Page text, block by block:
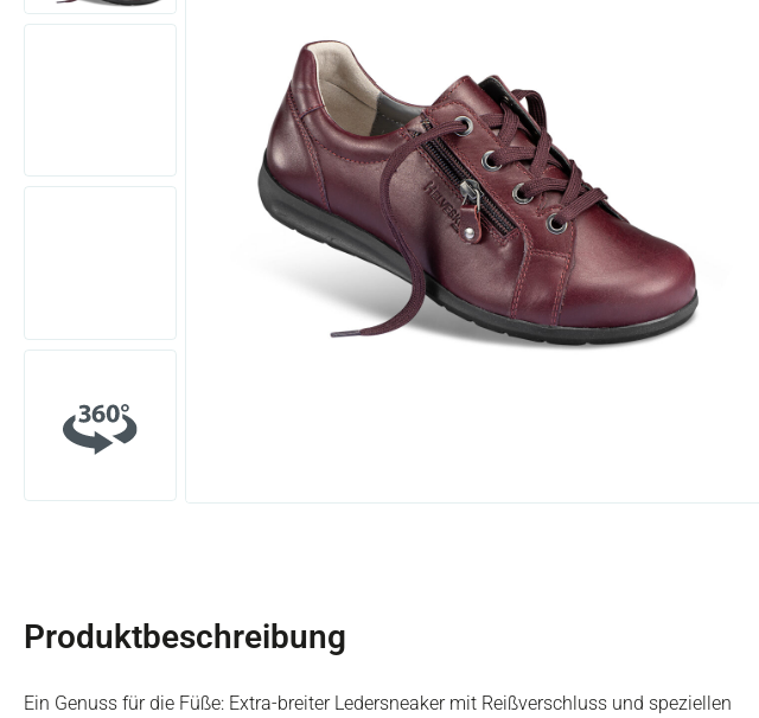
Produktbeschreibung
Ein Genuss für die Füße: Extra-breiter Ledersneaker mit Reißverschluss und speziellen